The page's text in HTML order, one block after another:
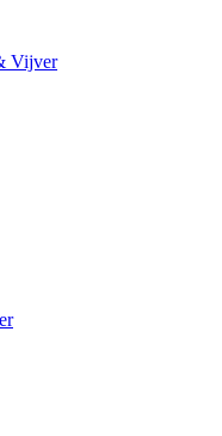
Vijver